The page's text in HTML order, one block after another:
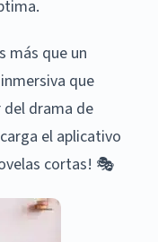
más que un
que
drama de
el aplicativo
cortas! 🎭